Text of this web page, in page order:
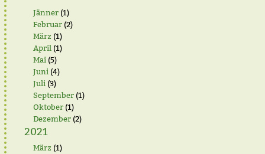
Jänner(1)
Februar(2)
März (1)
April (1)
Mai (5)
Juni (4)
Juli (3)
September(1)
Oktober(1)
Dezember(2)
2021
März (1)